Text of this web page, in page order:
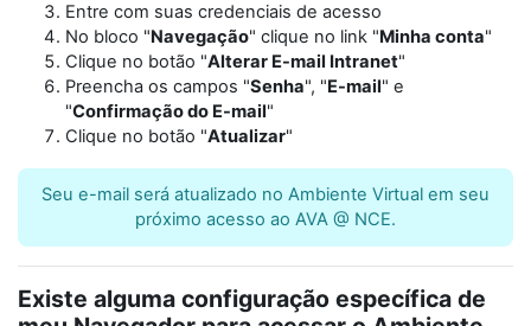
Entre com suas credenciais de acesso
No bloco "Navegação" clique no link "Minha conta"
Clique no botão "Alterar E-mail Intranet"
Preencha os campos "Senha", "E-mail" e
"Confirmação do E-mail"
Clique no botão "Atualizar"
Seu e-mail será atualizado no Ambiente Virtual em seu
próximo acesso ao AVA @ NCE.
Existe alguma configuração específica de